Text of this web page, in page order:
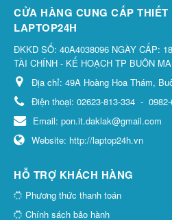
CỬA HÀNG CUNG CẤP
LAPTOP24H
ĐKKD SỐ: 40A4038096 NGÀY CẤP:
TÀI CHÍNH - KẾ HOẠCH TP BUÔN
Địa chỉ: 49A Hoàng Hoa Thám,
Điện thoại: 02623-813-334 -
Email: pon.it.daklak@gmail.com
Website: http://laptop24h.vn
HỖ TRỢ KHÁCH HÀNG
Phương thức thanh toán
Chính sách bảo hành